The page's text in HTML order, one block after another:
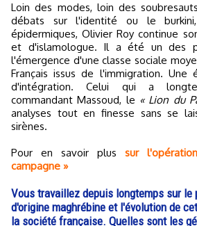
Loin des modes, loin des soubresauts médiatiques et des
débats sur l'identité ou le
épidermiques, Olivier Roy continue
et d'islamologue. Il a été un des
l'émergence d'une classe sociale
Français issus de l'immigration. Une
d'intégration. Celui qui a
commandant Massoud, le « Lion du
analyses tout en finesse sans se
sirènes.
Pour en savoir plus sur
campagne »
Vous travaillez depuis longtemps sur le
d'origine maghrébine et l'évolution de
la société française. Quelles sont les